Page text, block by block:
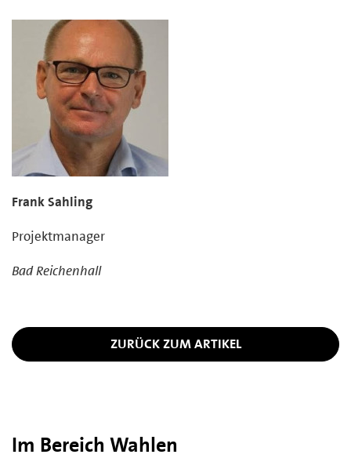
Frank Sahling
Projektmanager
Bad Reichenhall
ZURÜCK ZUM ARTIKEL
Im Bereich Wahlen